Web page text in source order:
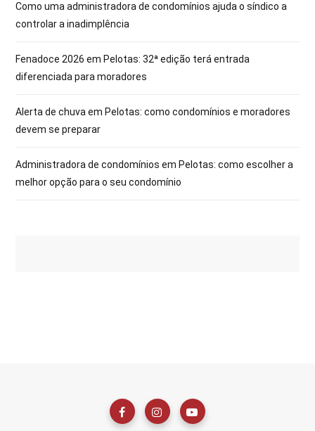
Como uma administradora de condomínios ajuda o síndico a
controlar a inadimplência
Fenadoce 2026 em Pelotas: 32ª edição terá entrada
diferenciada para moradores
Alerta de chuva em Pelotas: como condomínios e moradores
devem se preparar
Administradora de condomínios em Pelotas: como escolher a
melhor opção para o seu condomínio